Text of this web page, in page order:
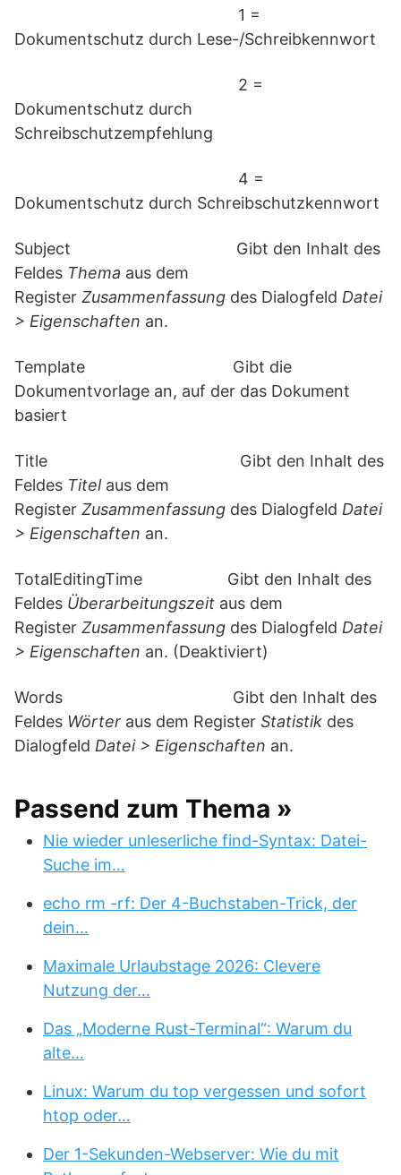
1 =
Dokumentschutz durch Lese-/Schreibkennwort
2 =
Dokumentschutz durch
Schreibschutzempfehlung
4 =
Dokumentschutz durch Schreibschutzkennwort
Subject Gibt den Inhalt des
Feldes Thema aus dem
Register Zusammenfassung des Dialogfeld Datei
> Eigenschaften an.
Template Gibt die
Dokumentvorlage an, auf der das Dokument
basiert
Title Gibt den Inhalt des
Feldes Titelaus dem
Register Zusammenfassung des Dialogfeld Datei
> Eigenschaften an.
TotalEditingTime Gibt den Inhalt des
Feldes Überarbeitungszeit aus dem
Register Zusammenfassung des Dialogfeld Datei
> Eigenschaften an. (Deaktiviert)
Words Gibt den Inhalt des
Feldes Wörter aus dem Register Statistik des
Dialogfeld Datei > Eigenschaften an.
Passend zum Thema »
Nie wieder unleserliche find-Syntax: Datei-
Suche im…
echo rm -rf: Der 4-Buchstaben-Trick, der
dein…
Maximale Urlaubstage 2026: Clevere
Nutzung der…
Das „Moderne Rust-Terminal“: Warum du
alte…
Linux: Warum du top vergessen und sofort
htop oder…
Der 1-Sekunden-Webserver: Wie du mit